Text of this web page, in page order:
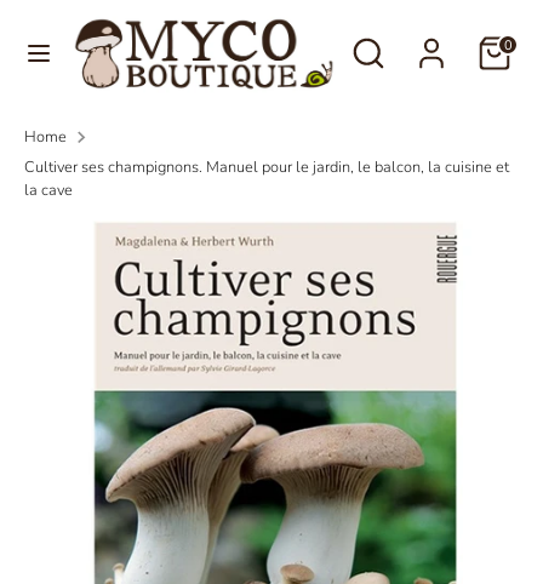
Search
Search
our
0
Language
English
our
store
Home
Cultiver ses champignons. Manuel pour le jardin, le balcon, la cuisine et
la cave